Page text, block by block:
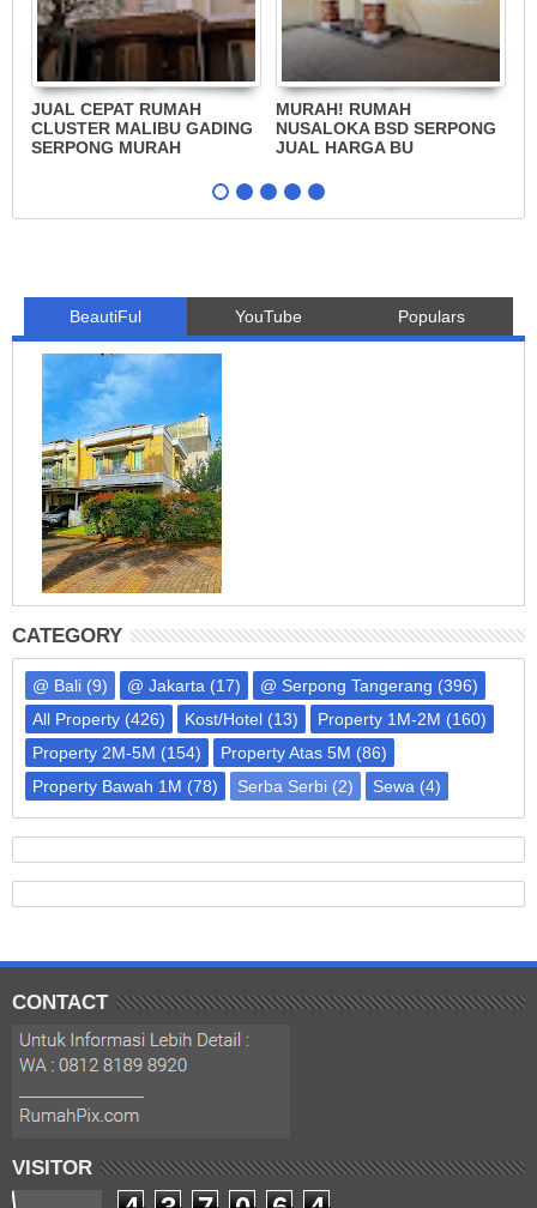
JUAL CEPAT RUMAH
CLUSTER MALIBU GADING
SERPONG MURAH
MURAH! RUMAH
NUSALOKA BSD SERPONG
JUAL HARGA BU
BeautiFul YouTube Populars
CATEGORY
@ Bali (9) @ Jakarta (17) @ Serpong Tangerang (396)
All Property (426) Kost/Hotel (13) Property 1M-2M (160)
Property 2M-5M (154) Property Atas 5M (86)
Property Bawah 1M (78) Serba Serbi (2) Sewa (4)
CONTACT
VISITOR